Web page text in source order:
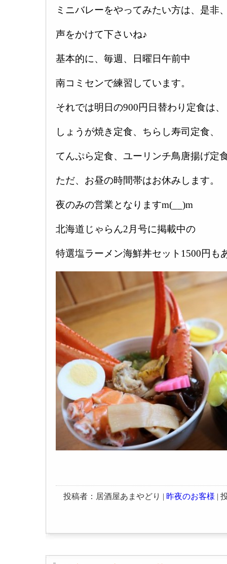
ミニバレーをやってみたい方は、是非
声をかけて下さいね♪
基本的に、毎週、日曜日午前中
南コミセンで練習しています。
それでは明日の900円日替わり定食は、
しょうが焼き定食、ちらし寿司定食、
てんぷら定食、ユーリンチ鳥唐揚げ定
ただ、お昼の時間帯はお休みします。
夜のみの営業となりますm(__)m
北海道じゃらん2月号に掲載中の
特選塩ラーメン海鮮丼セット1500円も
投稿者：居酒屋あまやどり | 昨夜のお客様 |